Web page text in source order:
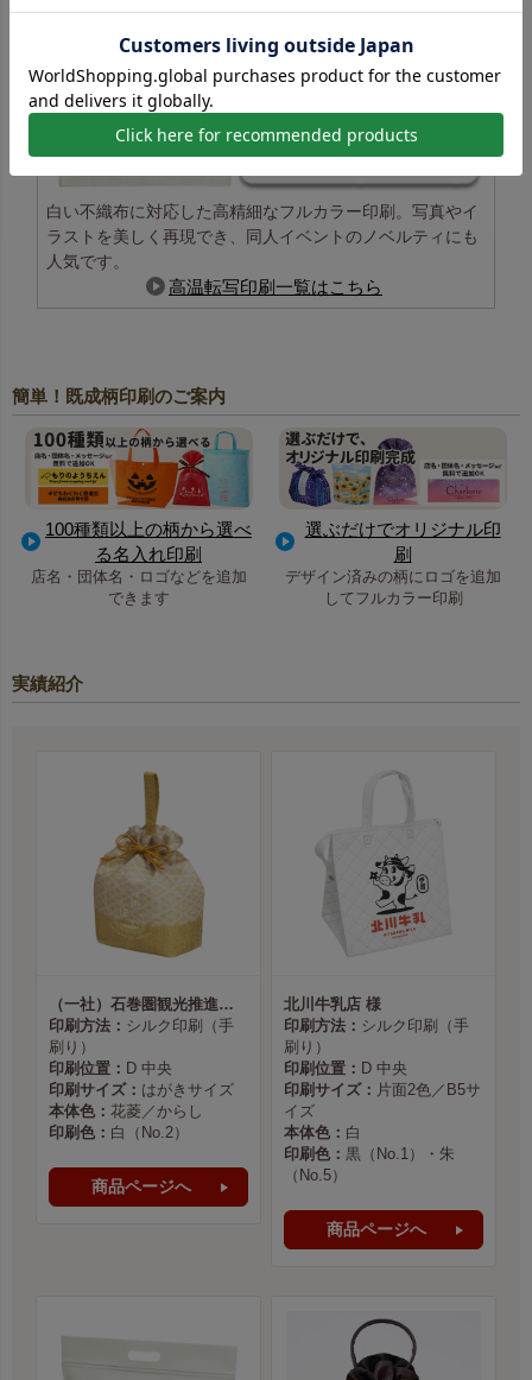
白い不織布に対応した高精細なフルカラー印刷。写真やイ
ラストを美しく再現でき、同人イベントのノベルティにも
人気です。
高温転写印刷一覧はこちら
簡単！既成柄印刷のご案内
100種類以上の柄から選べ
る名入れ印刷
店名・団体名・ロゴなどを追加
できます
選ぶだけでオリジナル印
刷
デザイン済みの柄にロゴを追加
してフルカラー印刷
実績紹介
（一社）石巻圏観光推進機構様
印刷方法： シルク印刷（手
刷り）
印刷位置： D 中央
印刷サイズ： はがきサイズ
本体色： 花菱／からし
印刷色： 白（No.2）
商品ページへ
北川牛乳店 様
印刷方法： シルク印刷（手
刷り）
印刷位置： D 中央
印刷サイズ： 片面2色／B5サ
イズ
本体色： 白
印刷色： 黒（No.1）・朱
（No.5）
商品ページへ